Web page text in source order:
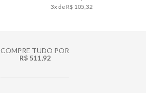
3x de R$ 105,32
COMPRE TUDO POR
R$ 511,92